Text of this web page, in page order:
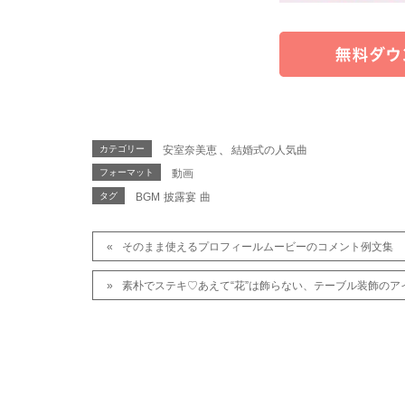
カテゴリー 安室奈美恵 結婚式の人気曲
フォーマット 動画
タグ BGM 披露宴 曲
そのまま使えるプロフィールムービーのコメント例文集
素朴でステキ♡あえて“花”は飾らない、テーブル装飾のア